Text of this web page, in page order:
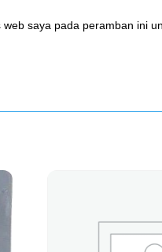
saya pada peramban ini